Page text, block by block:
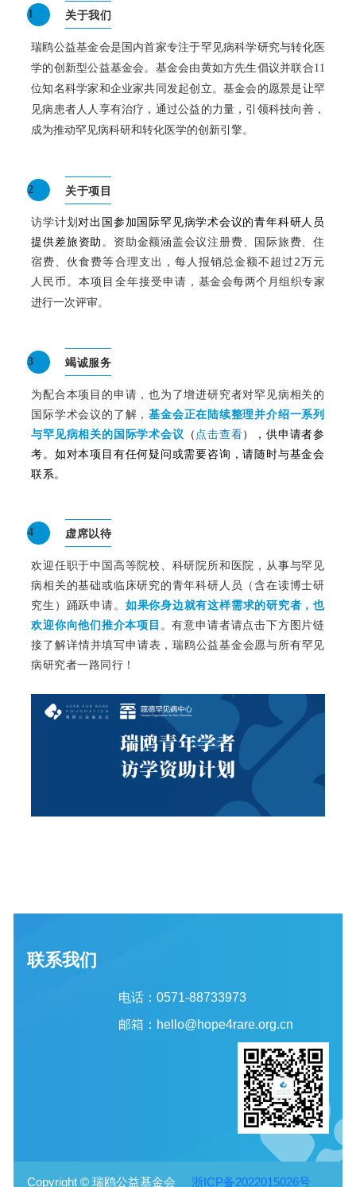
1 关于我们
瑞鸥公益基金会是国内首家专注于罕见病科学研究与转化医
学的创新型公益基金会。 基金会由黄如方先生倡议并联合11
位知名科学家和企业家共同发起创立。 基金会的愿景是让罕
见病患者人人享有治疗，通过公益的力量，引领科技向善，
成为推动罕见病科研和转化医学的创新引擎。
2 关于项目
访学计划对出国参加国际罕见病学术会议的青年科研人员
提供差旅资助。 资助金额涵盖会议注册费、国际旅费、住
宿费、伙食费等合理支出，每人报销总金额不超过2万元
人民币。本项目全年接受申请， 基金会每两个月组织专家
进行一次评审。
3 竭诚服务
为配合本项目的申请，也为了增进研究者对罕见病相关的
国际学术会议的了解，基金会正在陆续整理并介绍一系列
与罕见病相关的国际学术会议 （点击查看），供申请者参
考。如对本项目有任何疑问或需要咨询，请随时与基金会
联系。
4 虚席以待
欢迎任职于中国高等院校、科研院所和医院，从事与罕见
病相关的基础或临床研究的青年科研人员（含在读博士研
究生）踊跃申请。 如果你身边就有这样需求的研究者，也
欢迎你向他们推介本项目 。有意申请者请点击下方图片链
接了解详情并填写申请表，瑞鸥公益基金会愿与所有罕见
病研究者一路同行！
联系我们
电话：0571-88733973
邮箱：hello@hope4rare.org.cn
Copyright © 瑞鸥公益基金会浙ICP备2022015026号